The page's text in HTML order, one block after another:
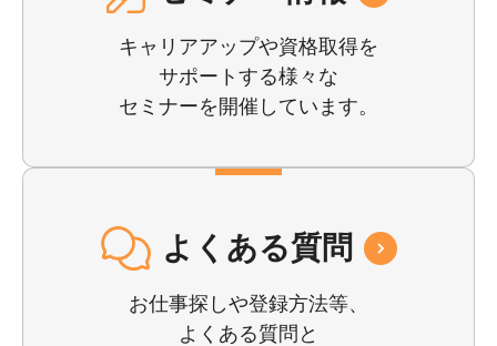
キャリアアップや資格取得を
サポートする様々な
セミナーを開催しています。
よくある質問
お仕事探しや登録⽅法等、
よくある質問と